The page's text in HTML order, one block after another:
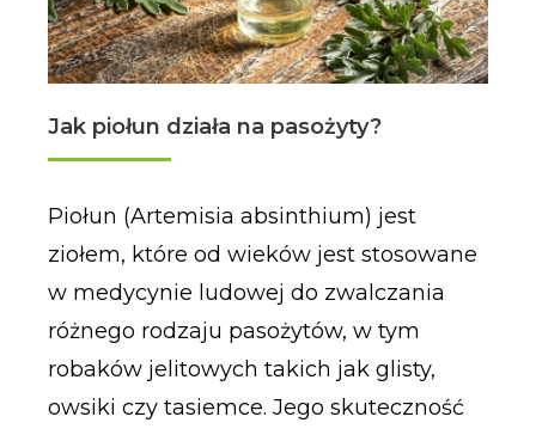
Jak piołun działa na pasożyty?
Piołun (Artemisia absinthium) jest
ziołem, które od wieków jest stosowane
w medycynie ludowej do zwalczania
różnego rodzaju pasożytów, w tym
robaków jelitowych takich jak glisty,
owsiki czy tasiemce. Jego skuteczność